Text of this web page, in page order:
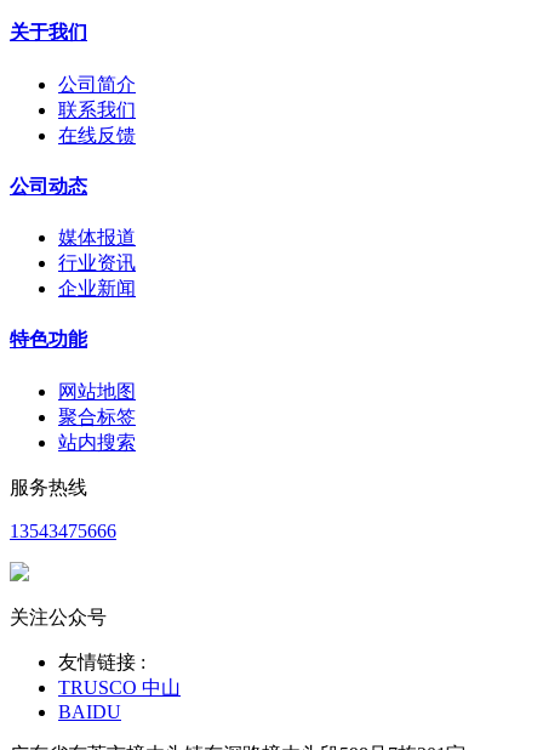
关于我们
公司简介
联系我们
在线反馈
公司动态
媒体报道
行业资讯
企业新闻
特色功能
网站地图
聚合标签
站内搜索
服务热线
13543475666
关注公众号
友情链接 :
TRUSCO 中山
BAIDU